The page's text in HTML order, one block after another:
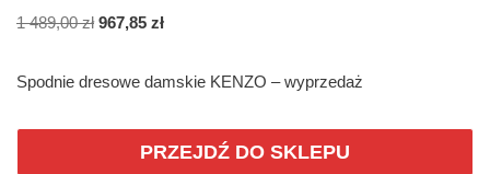
1 489,00zł 967,85 zł
Spodnie dresowe damskie KENZO – wyprzedaż
PRZEJDŹ DO SKLEPU